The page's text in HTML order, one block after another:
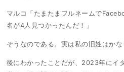
マルコ「たまたまフルネームで
名が4人見つかったんだ！」
そうなのである。実は私の旧姓はかな
後にわかったことだが、2023年にイ